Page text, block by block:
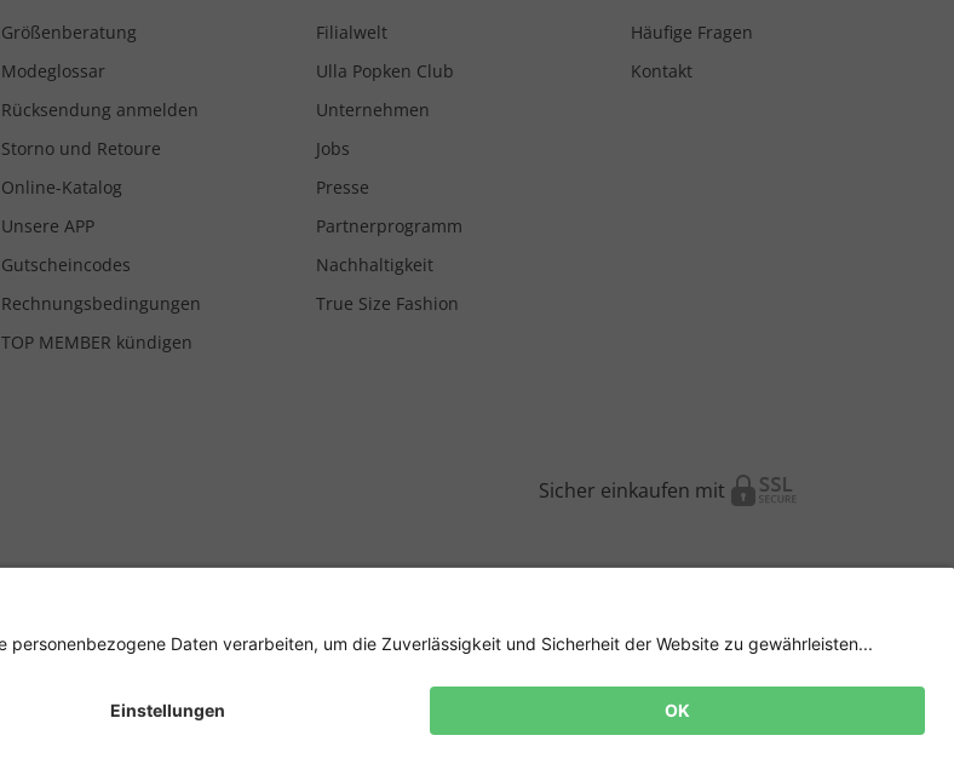
Größenberatung
Modeglossar
Rücksendung anmelden
Storno und Retoure
Online-Katalog
Unsere APP
Gutscheincodes
Rechnungsbedingungen
TOP MEMBER kündigen
Filialwelt
Ulla Popken Club
Unternehmen
Jobs
Presse
Partnerprogramm
Nachhaltigkeit
True Size Fashion
Häufige Fragen
Kontakt
Sicher einkaufen mit